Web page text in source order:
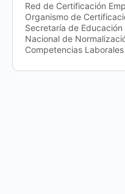
Red de Certificación
Organismo de
Secretaría de
Nacional de
Competencias